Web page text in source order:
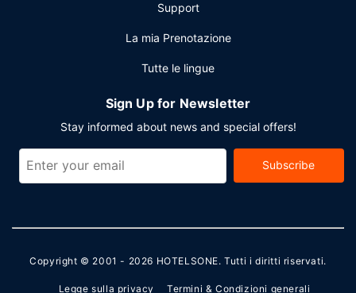
Support
La mia Prenotazione
Tutte le lingue
Sign Up for Newsletter
Stay informed about news and special offers!
Subscribe
Copyright © 2001 - 2026 HOTELSONE. Tutti i diritti riservati.
Legge sulla privacy Termini & Condizioni generali